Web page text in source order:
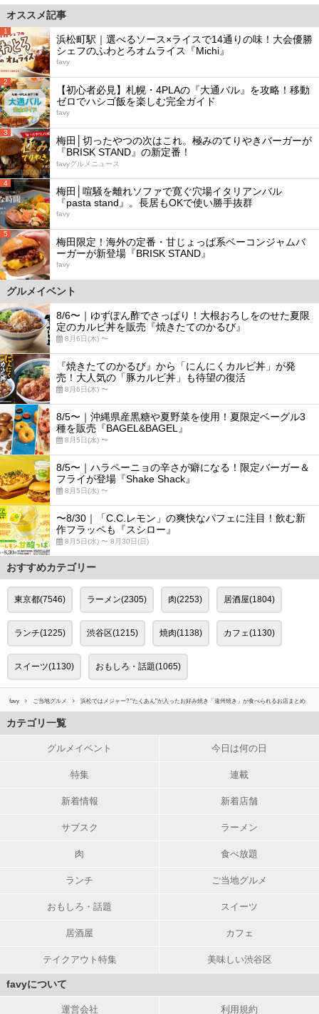
オススメ記事
1
浜松町駅｜選べるソース×ライスで14通りの味！大会優勝
シェフのふわとろオムライス『Michi』
favy
2
【初心者必見】札幌・4PLAの『大通バル』を攻略！移動
ゼロでハシゴ飯を楽しむ完全ガイド
favy
3
梅田│切ったやつの次はこれ。極みのてりやきバーガーが
『BRISK STAND』の新定番！
favyグルメニュース
4
梅田│喧騒を離れソファで寛ぐ穴場イタリアンバル
『pasta stand』。長居もOKで使い勝手抜群
favy
5
梅田限定！海外の定番・甘じょっぱ系ベーコンジャムバ
ーガーが新登場『BRISK STAND』
favy
グルメイベント
8/6〜｜ゆずぽん酢でさっぱり！大根おろしをのせた夏限
定のカルビ丼を販売『焼きたてのかるび』
8月6日(木) 〜
『焼きたてのかるび』から「にんにくカルビ丼」が発
売！大人気の「豚カルビ丼」も待望の復活
8月6日(木) 〜
8/5〜｜沖縄県産黒糖や夏野菜を使用！夏限定ベーグル3
種を販売『BAGEL&BAGEL』
8月5日(水) 〜
8/5〜｜ハラペーニョの辛さが癖になる！限定バーガー＆
フライが登場『Shake Shack』
8月5日(水) 〜
〜8/30｜「C.C.レモン」の爽快なパフェに注目！飲む新
作フラッペも『スシロー』
8月5日(水) 〜 8月30日(日)
おすすめカテゴリー
東京都(7546) ラーメン(2305) 肉(2253) 居酒屋(1804)
ランチ(1225) 渋谷区(1215) 焼肉(1138) カフェ(1130)
スイーツ(1130) おもしろ・話題(1065)
favy ご当地グルメ 浜松ではメジャー? "たくあん"が入ったお好み焼き「遠州焼き」が食べられるお店まとめ
カテゴリ一覧
グルメイベント 今日は何の日
特集 連載
新着情報 新着店舗
サブスク ラーメン
肉 食べ放題
ランチ ご当地グルメ
おもしろ・話題 スイーツ
居酒屋 カフェ
テイクアウト特集 美味しい渋谷区
favyについて
運営会社 利用規約